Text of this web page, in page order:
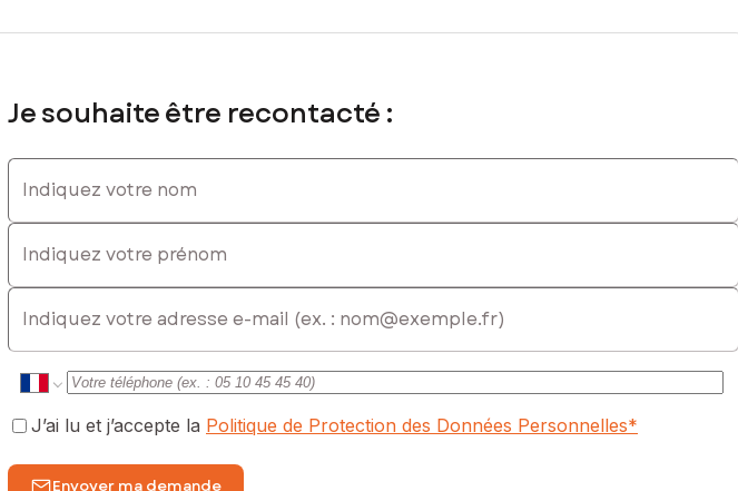
Je souhaite être recontacté :
Indiquez votre nom
Indiquez votre prénom
E-mail
J’ai lu et j’accepte la Politique de Protection des Données Personnelles*
Envoyer ma demande